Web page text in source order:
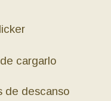
cargarlo
de descanso